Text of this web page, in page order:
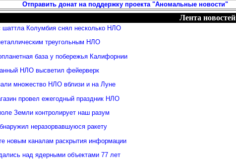
Отправить донат на поддержку проекта "Аномальные новости"
Лента новостей
шаттла Колумбия снял несколько НЛО
треугольным НЛО
база у побережья Калифорнии
НЛО высветил фейерверк
множество НЛО вблизи и на Луне
провел ежегодный праздник НЛО
Земли контролирует наш разум
неразорвавшуюся ракету
новым каналам раскрытия информации
над ядерными объектами 77 лет